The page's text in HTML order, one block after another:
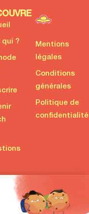
qui ?
Mentions
légales
Conditions
générales
Politique de
confidentialité